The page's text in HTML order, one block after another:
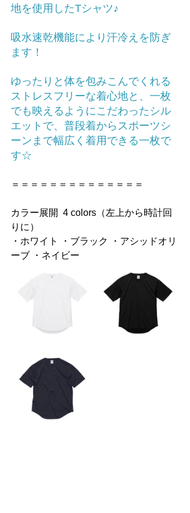
地を使用したTシャツ♪
吸水速乾機能により汗冷えを防ぎ
ます！
ゆったりと体を包みこんでくれる
ストレスフリーな着心地と、一枚
でも映えるようにこだわったシル
エットで、普段着からスポーツシ
ーンまで幅広く着用できる一枚で
す☆
＝＝＝＝＝＝＝＝＝＝＝＝＝＝
カラー展開 4 colors（左上から時計回
りに）
・ホワイト ・ブラック ・アシッドオリ
ーブ ・ネイビー